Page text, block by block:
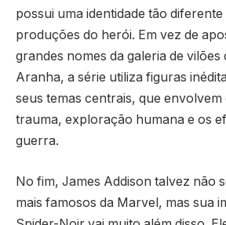
possui uma identidade tão
produções do herói. Em vez de
grandes nomes da galeria de vilões
Aranha, a série utiliza figuras
seus temas centrais, que
trauma, exploração humana e os
guerra.
No fim, James Addison talvez não
mais famosos da Marvel, mas sua